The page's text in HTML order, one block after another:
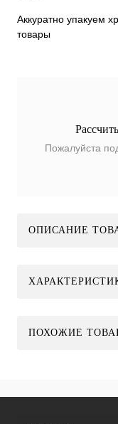
Аккуратно упакуем
товары
Пожалуйста
ОПИСАНИЕ
ПОХОЖИЕ